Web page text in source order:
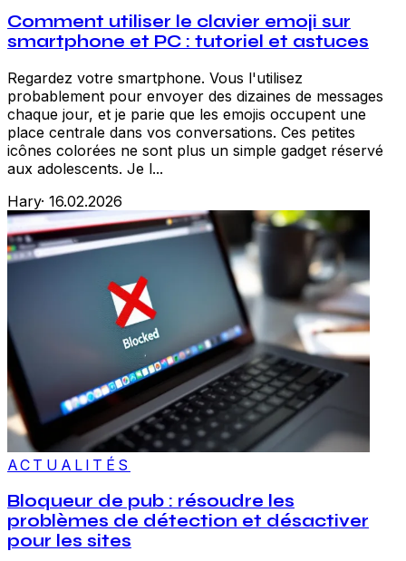
Comment utiliser le clavier emoji sur
smartphone et PC : tutoriel et astuces
Regardez votre smartphone. Vous l'utilisez
probablement pour envoyer des dizaines de messages
chaque jour, et je parie que les emojis occupent une
place centrale dans vos conversations. Ces petites
icônes colorées ne sont plus un simple gadget réservé
aux adolescents. Je l...
Hary· 16.02.2026
ACTUALITÉS
Bloqueur de pub : résoudre les
problèmes de détection et désactiver
pour les sites